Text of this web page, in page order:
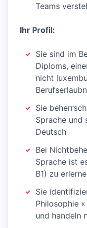
Teams
Ihr Profil:
Sie sind im
Diploms,
nicht
Sie
Sprache und
Deutsch
Bei
Sprache ist
B1) zu
Sie
Philosophie
und handeln